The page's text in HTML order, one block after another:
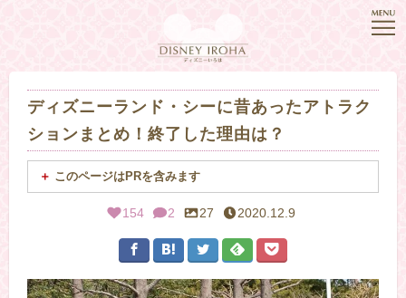
ディズニーランド・シーに昔あったアトラク
ションまとめ！終了した理由は？
このページはPRを含みます
154 2 27 2020.12.9